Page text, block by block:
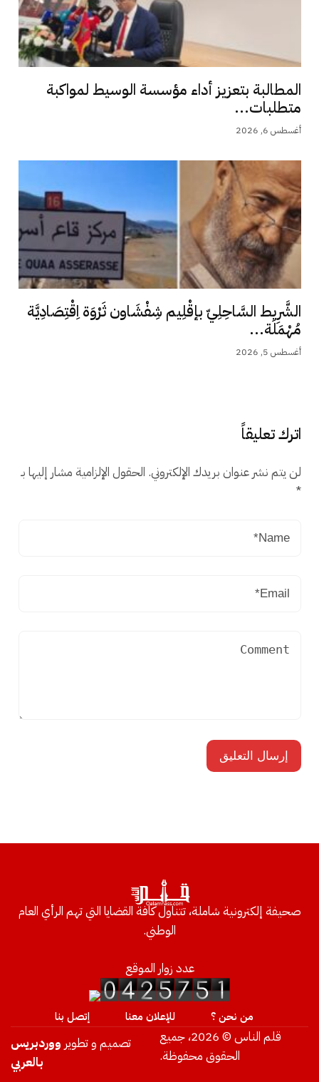
المطالبة بتعزيز أداء مؤسسة الوسيط لمواكبة
متطلبات...
أغسطس 6, 2026
الشَّرِيط السَّاحِلِيّ بإقْلِيم شِفْشَاون ثَرْوَة اِقْتِصَادِيَّة
مُهْمَلَة...
أغسطس 5, 2026
اترك تعليقاً
لن يتم نشر عنوان بريدك الإلكتروني. الحقول الإلزامية مشار إليها بـ
*
صحيفة إلكترونية شاملة، تتناول كافة القضايا التي تهم الرأي العام
الوطني.
عدد زوار الموقع
من نحن ؟ للإعلان معنا إتصل بنا
قلم الناس © 2026، جميع
الحقوق محفوظة.
تصميم و تطوير ووردبريس
بالعربي